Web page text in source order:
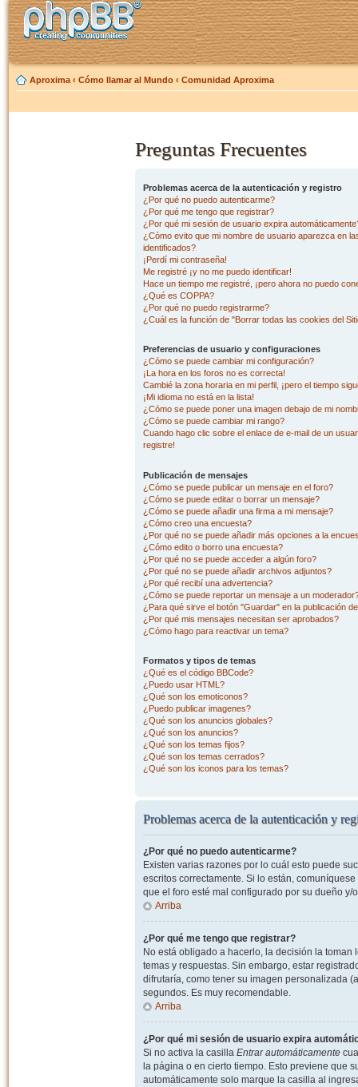
Aproxima ‹ Cómo llamar al Mundo ‹ Comunidad Aproxima
Preguntas Frecuentes
Problemas acerca de la autenticación y registro
¿Por qué no puedo autenticarme?
¿Por qué me tengo que registrar?
¿Por qué mi sesión de usuario expira
¿Cómo evito que mi nombre de usuario aparezca en
identificados?
¡Perdí mi contraseña!
Me registré ¡y no me puedo identificar!
Hace un tiempo me registré, ¡pero ahora no puedo
¿Qué es COPPA?
¿Por qué no puedo registrarme?
¿Cuál es la función de "Borrar todas las cookies del
Preferencias de usuario y configuraciones
¿Cómo se puede cambiar mi configuración?
¡La hora en los foros no es correcta!
Cambié la zona horaria en mi perfil, ¡pero el tiempo
¡Mi idioma no está en la lista!
¿Cómo se puede poner una imagen debajo de mi
¿Cómo se puede cambiar mi rango?
Cuando hago clic sobre el enlace de e-mail de un
registre!
Publicación de mensajes
¿Cómo se puede publicar un mensaje en el foro?
¿Cómo se puede editar o borrar un mensaje?
¿Cómo se puede añadir una firma a mi mensaje?
¿Cómo creo una encuesta?
¿Por qué no se puede añadir más opciones a la
¿Cómo edito o borro una encuesta?
¿Por qué no se puede acceder a algún foro?
¿Por qué no se puede añadir archivos adjuntos?
¿Por qué recibí una advertencia?
¿Cómo se puede reportar un mensaje a un
¿Para qué sirve el botón "Guardar" en la publicación
¿Por qué mis mensajes necesitan ser aprobados?
¿Cómo hago para reactivar un tema?
Formatos y tipos de temas
¿Qué es el código BBCode?
¿Puedo usar HTML?
¿Qué son los emoticonos?
¿Puedo publicar imagenes?
¿Qué son los anuncios globales?
¿Qué son los anuncios?
¿Qué son los temas fijos?
¿Qué son los temas cerrados?
¿Qué son los iconos para los temas?
Problemas acerca de la autenticación y
¿Por qué no puedo autenticarme?
Existen varias razones por lo cuál esto puede
escritos correctamente. Si lo están,
que el foro esté mal configurado por su dueño
Arriba
¿Por qué me tengo que registrar?
No está obligado a hacerlo, la decisión la
temas y respuestas. Sin embargo, estar
difrutaría, como tener su imagen personalizada
segundos. Es muy recomendable.
Arriba
¿Por qué mi sesión de usuario expira
Si no activa la casilla Entrar automáticamente
la página o en cierto tiempo. Esto previene que
automáticamente solo marque la casilla al